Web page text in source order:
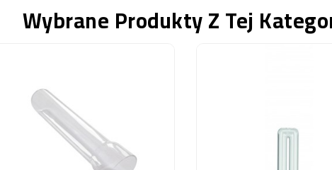
Wybrane Produkty Z Tej